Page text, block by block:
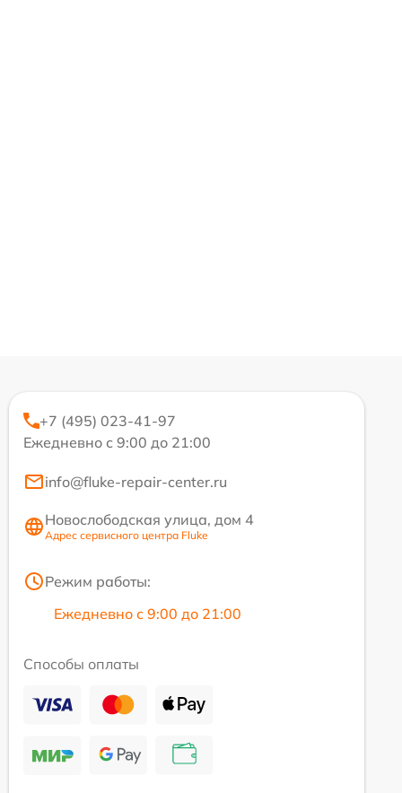
+7 (495) 023-41-97
Ежедневно с 9:00 до 21:00
info@fluke-repair-center.ru
Новослободская улица, дом 4
Адрес сервисного центра Fluke
Режим работы:
Ежедневно с 9:00 до 21:00
Способы оплаты